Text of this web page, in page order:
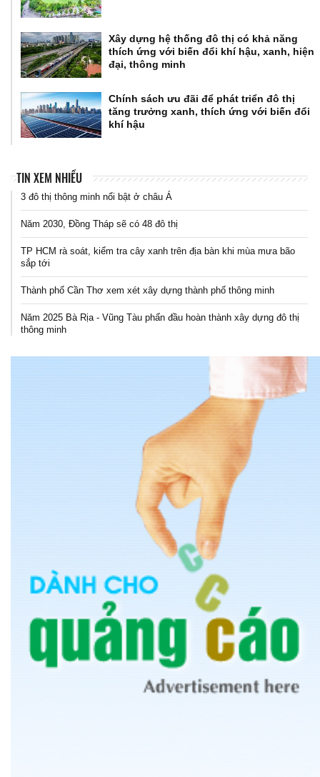
Xây dựng hệ thống đô thị có khả năng
thích ứng với biến đổi khí hậu, xanh, hiện
đại, thông minh
Chính sách ưu đãi để phát triển đô thị
tăng trưởng xanh, thích ứng với biến đổi
khí hậu
TIN XEM NHIỀU
3 đô thị thông minh nổi bật ở châu Á
Năm 2030, Đồng Tháp sẽ có 48 đô thị
TP HCM rà soát, kiểm tra cây xanh trên địa bàn khi mùa mưa bão
sắp tới
Thành phố Cần Thơ xem xét xây dựng thành phố thông minh
Năm 2025 Bà Rịa - Vũng Tàu phấn đầu hoàn thành xây dựng đô thị
thông minh